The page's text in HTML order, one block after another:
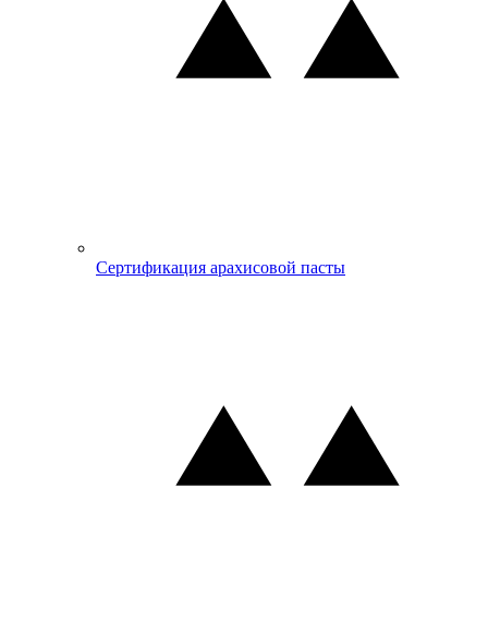
Сертификация арахисовой пасты